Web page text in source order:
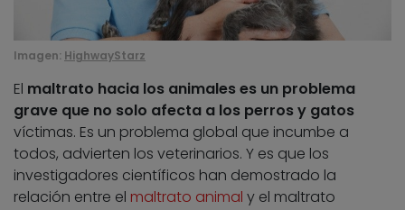
Imagen: HighwayStarz
El maltrato hacia los animales es un problema
grave que no solo afecta a los perros y gatos
víctimas. Es un problema global que incumbe a
todos, advierten los veterinarios. Y es que los
investigadores científicos han demostrado la
relación entre el maltrato animal y el maltrato